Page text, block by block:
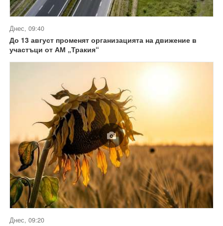
Днес, 09:40
До 13 август променят организацията на движение в
участъци от АМ „Тракия“
Днес, 09:20